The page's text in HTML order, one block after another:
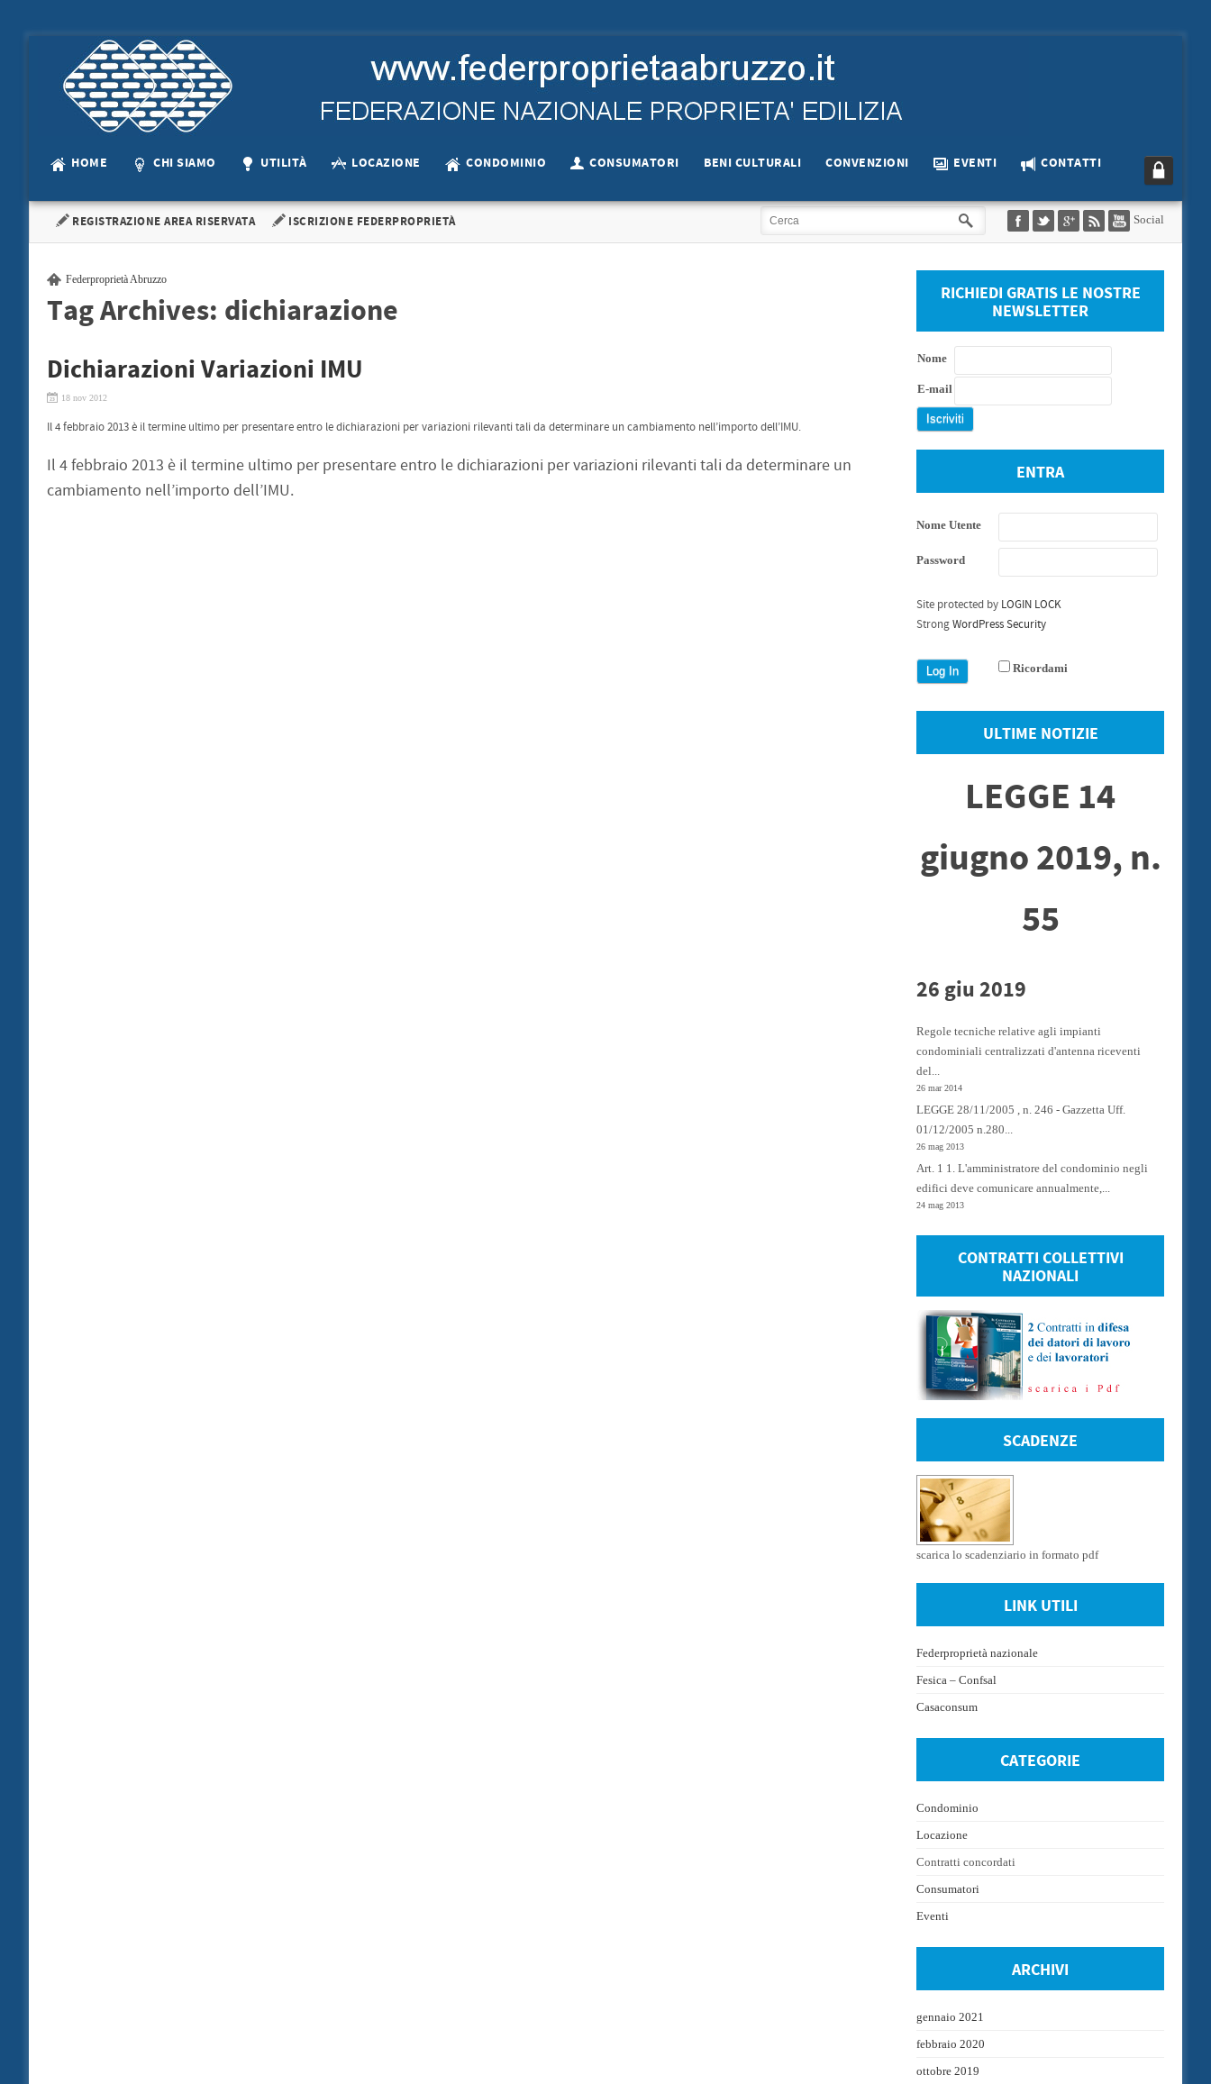
HOME CHI SIAMO UTILITÀ LOCAZIONE CONDOMINIO CONSUMATORI BENI CULTURALI CONVENZIONI EVENTI CONTATTI
REGISTRAZIONE AREA RISERVATA ISCRIZIONE FEDERPROPRIETÀ Social
Federproprietà Abruzzo
Tag Archives: dichiarazione
Dichiarazioni Variazioni IMU
18 nov 2012
Il 4 febbraio 2013 è il termine ultimo per presentare entro le dichiarazioni per variazioni rilevanti tali da determinare un cambiamento nell’importo dell’IMU.
Il 4 febbraio 2013 è il termine ultimo per presentare entro le dichiarazioni per variazioni rilevanti tali da determinare un
cambiamento nell’importo dell’IMU.
RICHIEDI GRATIS LE NOSTRE
NEWSLETTER
Nome
E-mail
ENTRA
Nome Utente
Password
Site protected by LOGIN LOCK
StrongWordPress Security
Ricordami
ULTIME NOTIZIE
LEGGE 14
giugno 2019, n.
55
26 giu 2019
Regole tecniche relative agli impianti
condominiali centralizzati d'antenna riceventi
del...
26 mar 2014
LEGGE 28/11/2005 , n. 246 - Gazzetta Uff.
01/12/2005 n.280...
26 mag 2013
Art. 1 1. L'amministratore del condominio negli
edifici deve comunicare annualmente,...
24 mag 2013
CONTRATTI COLLETTIVI
NAZIONALI
SCADENZE
scarica lo scadenziario in formato pdf
LINK UTILI
Federproprietà nazionale
Fesica – Confsal
Casaconsum
CATEGORIE
Condominio
Locazione
Contratti concordati
Consumatori
Eventi
ARCHIVI
gennaio 2021
febbraio 2020
ottobre 2019